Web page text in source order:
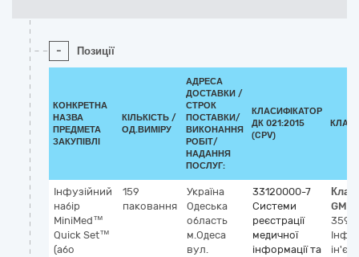
- Позиції
КОНКРЕТНА
НАЗВА
ПРЕДМЕТА
ЗАКУПІВЛІ
КІЛЬКІСТЬ /
ОД.ВИМІРУ
АДРЕСА
ДОСТАВКИ /
СТРОК
ПОСТАВКИ/
ВИКОНАННЯ
РОБІТ/
НАДАННЯ
ПОСЛУГ:
КЛАСИФІКАТОР
ДК 021:2015
(CPV)
Інфузійний
набір
MiniMed™
Quick Set™
(або
159
паковання
Україна
Одеська
область
м.Одеса
вул.
33120000-7
Системи
реєстрації
медичної
інформації та
35911